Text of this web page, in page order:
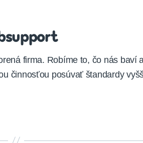
firma. Robíme to, čo nás baví a
činnosťou posúvať štandardy